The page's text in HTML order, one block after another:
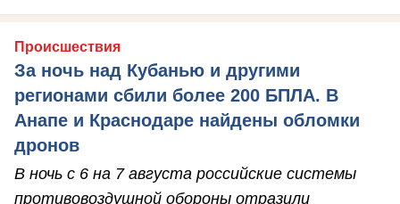
Происшествия
За ночь над Кубанью и другими
регионами сбили более 200 БПЛА. В
Анапе и Краснодаре найдены обломки
дронов
В ночь с 6 на 7 августа российские системы
противовоздушной обороны отразили